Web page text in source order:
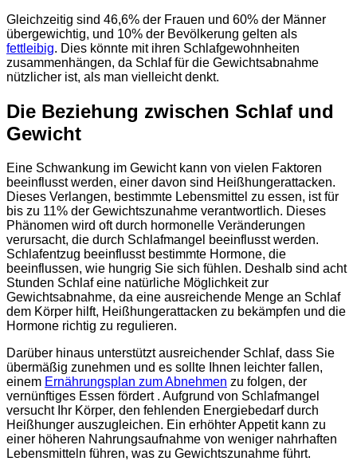
Gleichzeitig sind 46,6% der Frauen und 60% der Männer
übergewichtig, und 10% der Bevölkerung gelten als
fettleibig. Dies könnte mit ihren Schlafgewohnheiten
zusammenhängen, da Schlaf für die Gewichtsabnahme
nützlicher ist, als man vielleicht denkt.
Die Beziehung zwischen Schlaf und
Gewicht
Eine Schwankung im Gewicht kann von vielen Faktoren
beeinflusst werden, einer davon sind Heißhungerattacken.
Dieses Verlangen, bestimmte Lebensmittel zu essen, ist für
bis zu 11% der Gewichtszunahme verantwortlich. Dieses
Phänomen wird oft durch hormonelle Veränderungen
verursacht, die durch Schlafmangel beeinflusst werden.
Schlafentzug beeinflusst bestimmte Hormone, die
beeinflussen, wie hungrig Sie sich fühlen. Deshalb sind acht
Stunden Schlaf eine natürliche Möglichkeit zur
Gewichtsabnahme, da eine ausreichende Menge an Schlaf
dem Körper hilft, Heißhungerattacken zu bekämpfen und die
Hormone richtig zu regulieren.
Darüber hinaus unterstützt ausreichender Schlaf, dass Sie
übermäßig zunehmen und es sollte Ihnen leichter fallen,
einem Ernährungsplan zum Abnehmen zu folgen, der
vernünftiges Essen fördert . Aufgrund von Schlafmangel
versucht Ihr Körper, den fehlenden Energiebedarf durch
Heißhunger auszugleichen. Ein erhöhter Appetit kann zu
einer höheren Nahrungsaufnahme von weniger nahrhaften
Lebensmitteln führen, was zu Gewichtszunahme führt.